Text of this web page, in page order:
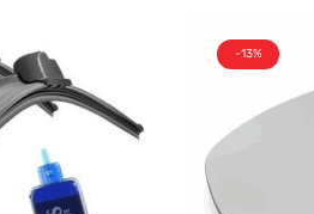
-13%